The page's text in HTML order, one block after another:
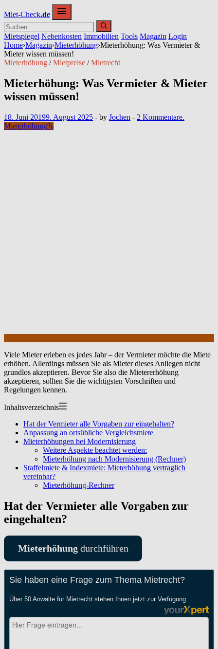
Inhalt
springen
Miet-Check.de
Mietspiegel Nebenkosten Immobilien Tools Magazin Login
Home›Magazin›Mieterhöhung›Mieterhöhung: Was Vermieter &
Mieter wissen müssen!
Mieterhöhung /Mietpreise /Mietrecht
Mieterhöhung: Was Vermieter & Mieter
wissen müssen!
18. Juni 20199. August 2025 - by Jochen - 2 Kommentare.
Mieterhöhung%
Viele Mieter erleben es jedes Jahr – der Vermieter möchte die Miete
erhöhen. Allerdings müssen Sie als Mieter dieses Anliegen nicht
grundlos akzeptieren. Bevor Sie also die Mietererhöhung
akzeptieren, sollten Sie die wichtigsten Vorschriften und
Regelungen kennen.
Inhaltsverzeichnis
Hat der Vermieter alle Vorgaben zur eingehalten?
Anpassung an ortsübliche Vergleichsmiete
Mieterhöhungen bei Modernisierung
Weitere Aspekte beachtet werden:
Mieterhöhung nach Modernisierung (Rechner)
Staffelmiete & Indexmiete: Mieterhöhung vertraglich
vereinbar?
Mieterhöhung-Rechner
Hat der Vermieter alle Vorgaben zur
eingehalten?
Mieterhöhungdurchführen